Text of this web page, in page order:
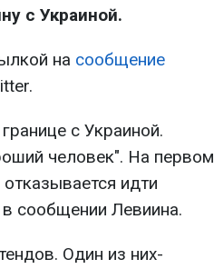
с Украиной.
на сообщение
с Украиной.
человек". На первом
идти
сообщении Левиина.
Один из них-